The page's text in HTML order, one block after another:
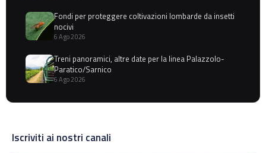
Fondi per proteggere coltivazioni lombarde da insetti
nocivi
6 Ago 2026
Treni panoramici, altre date per la linea Palazzolo-
Paratico/Sarnico
6 Ago 2026
Iscriviti ai nostri canali